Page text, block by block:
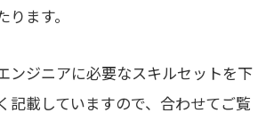
ます。
ンジニアに必要なスキルセットを下
記載していますので、合わせてご覧